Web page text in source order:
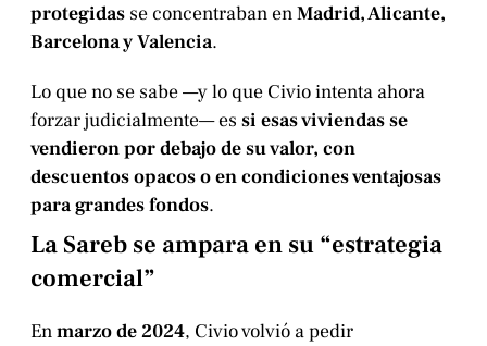
protegidas se concentraban enMadrid, Alicante,
Barcelona y Valencia.
Lo que no se sabe —y lo que Civio intenta ahora
forzar judicialmente— es si esas viviendas se
vendieron por debajo de su valor, con
descuentos opacos o en condiciones ventajosas
para grandes fondos.
La Sareb se ampara en su “estrategia
comercial”
Enmarzo de 2024, Civio volvió a pedir